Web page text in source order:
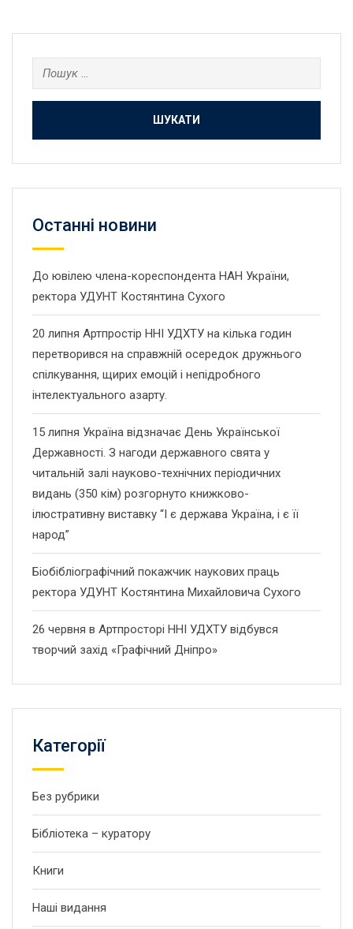
Пошук:
Останнi новини
До ювілею члена-кореспондента НАН України,
ректора УДУНТ Костянтина Сухого
20 липня Артпростір ННІ УДХТУ на кілька годин
перетворився на справжній осередок дружнього
спілкування, щирих емоцій і непідробного
інтелектуального азарту.
15 липня Україна відзначає День Української
Державності. З нагоди державного свята у
читальній залі науково-технічних періодичних
видань (350 кім) розгорнуто книжково-
ілюстративну виставку “І є держава Україна, і є її
народ”
Біобібліографічний покажчик наукових праць
ректора УДУНТ Костянтина Михайловича Сухого
26 червня в Артпросторі ННІ УДХТУ відбувся
творчий захід «Графічний Дніпро»
Категорії
Без рубрики
Бібліотека – куратору
Книги
Наші видання